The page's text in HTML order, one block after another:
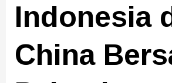
Indonesia
China